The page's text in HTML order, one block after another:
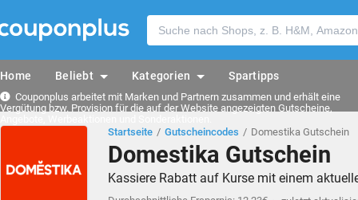
Home Beliebt Kategorien Spartipps
Couponplus arbeitet mit Marken und Partnern zusammen und erhält eine
Vergütung bzw. Provision für die auf der Website angezeigten Gutscheine,
Startseite
Gutscheincodes Domestika Gutschein
Domestika Gutschein
Kassiere Rabatt auf Kurse mit einem